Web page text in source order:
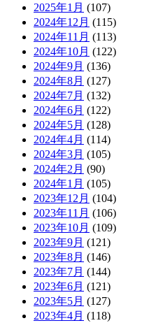
2025年1月 (107)
2024年12月 (115)
2024年11月 (113)
2024年10月 (122)
2024年9月 (136)
2024年8月 (127)
2024年7月 (132)
2024年6月 (122)
2024年5月 (128)
2024年4月 (114)
2024年3月 (105)
2024年2月 (90)
2024年1月 (105)
2023年12月 (104)
2023年11月 (106)
2023年10月 (109)
2023年9月 (121)
2023年8月 (146)
2023年7月 (144)
2023年6月 (121)
2023年5月 (127)
2023年4月 (118)